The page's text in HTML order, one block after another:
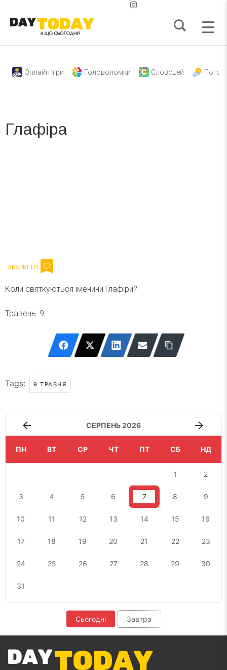
Онлайн Ігри Головоломки Словодей
Глафіра
Коли святкуються іменини Глафіри?
Травень: 9
Tags: 9 ТРАВНЯ
СЕРПЕНЬ 2026
ПН ВТ СР ЧТ ПТ СБ НД
1 2
3 4 5 6 7 8 9
10 11 12 13 14 15 16
17 18 19 20 21 22 23
24 25 26 27 28 29 30
31
Сьогодні Завтра